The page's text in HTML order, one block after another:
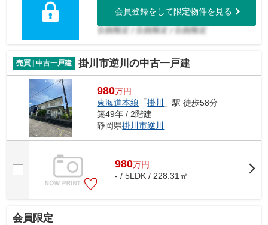
会員登録をして限定物件を見る
売買 | 中古一戸建 掛川市逆川の中古一戸建
980万円
東海道本線 「掛川
」駅 徒歩58分
築49年 / 2階建
静岡県掛川市逆川
980万円
- / 5LDK / 228.31㎡
会員限定